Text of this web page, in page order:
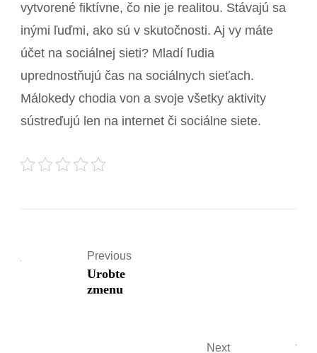
vytvorené fiktívne, čo nie je realitou. Stávajú sa
inými ľuďmi, ako sú v skutočnosti. Aj vy máte
účet na sociálnej sieti? Mladí ľudia
uprednostňujú čas na sociálnych sieťach.
Málokedy chodia von a svoje všetky aktivity
sústreďujú len na internet či sociálne siete.
Previous
Urobte
zmenu
Next